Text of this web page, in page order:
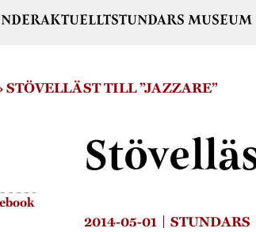
AKTUELLTSTUNDARS MUSEUM
STÖVELLÄST TILL ”JAZZARE”
2014-05-01 STUNDARS